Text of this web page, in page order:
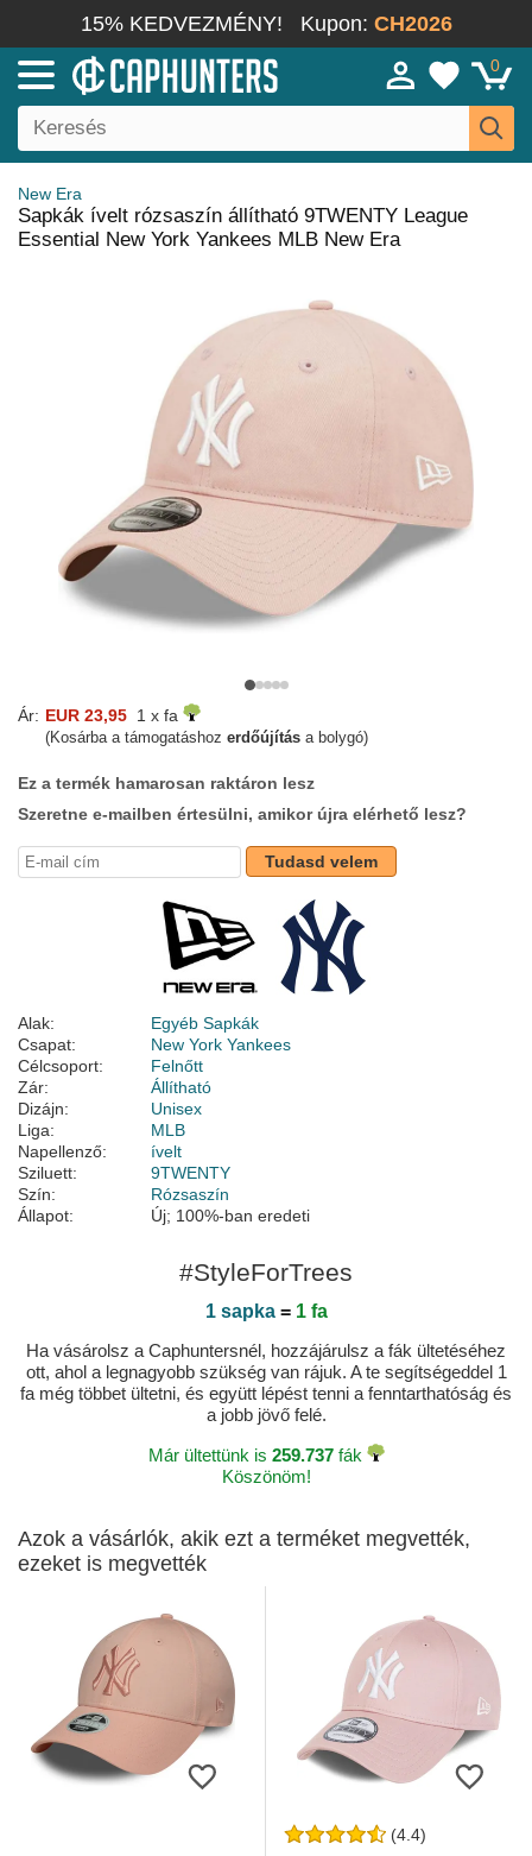
15% KEDVEZMÉNY! Kupon: CH2026
0
New Era
Sapkák ívelt rózsaszín állítható 9TWENTY League
Essential New York Yankees MLB New Era
Ár: EUR 23,95 1 x fa
(Kosárba a támogatáshoz erdőújítás a bolygó)
Ez a termék hamarosan raktáron lesz
Szeretne e-mailben értesülni, amikor újra elérhető lesz?
Tudasd velem
Alak:
Egyéb Sapkák
Csapat:
New York Yankees
Célcsoport:
Felnőtt
Zár:
Állítható
Dizájn:
Unisex
Liga:
MLB
Napellenző:
ívelt
Sziluett:
9TWENTY
Szín:
Rózsaszín
Állapot:
Új; 100%-ban eredeti
#StyleForTrees
1 sapka= 1 fa
Ha vásárolsz a Caphuntersnél, hozzájárulsz a fák ültetéséhez
ott, ahol a legnagyobb szükség van rájuk. A te segítségeddel 1
fa még többet ültetni, és együtt lépést tenni a fenntarthatóság és
a jobb jövő felé.
Már ültettünk is 259.737fák
Köszönöm!
Azok a vásárlók, akik ezt a terméket megvették,
ezeket is megvették
(4.4)